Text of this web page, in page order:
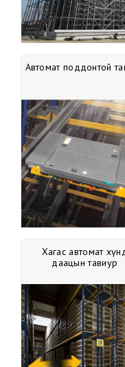
Автомат поддонтой
Хагас автомат
даацын тавиур